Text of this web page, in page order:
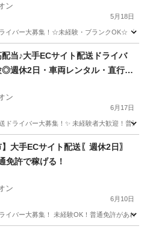
ン
5月18日
イバー大募集！☆未経験・ブランクOK☆ 「
み込み
配当♪大手ECサイト配送ドライバ
◎週休2日・車両レンタル・直行直
ン
6月17日
ドライバー大募集！✨ 未経験者大歓迎！普
荷物
】大手ECサイト配送〖週休2日〗
免許で稼げる！
ン
6月10日
ライバー大募集！ 未経験OK！普通免許があ